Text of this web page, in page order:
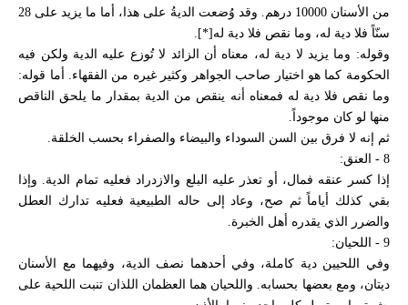
من الأسنان 10000 درهم. وقد وُضعت الديةُ على هذا، أما ما يزيد على 28
سنّاً فلا دية له، وما نقص فلا دية له[*].
وقوله: وما يزيد لا دية له، معناه أن الزائد لا تُوزع عليه الدية ولكن فيه
الحكومة كما هو اختيار صاحب الجواهر وكثير غيره من الفقهاء. أما قوله:
وما نقص فلا دية له فمعناه أنه ينقص من الدية بمقدار ما يلحق الناقص
منها لو كان موجوداً.
ثم إنه لا فرق بين السن السوداء والبيضاء والصفراء بحسب الخلقة.
8 - العنق:
إذا كسر عنقه فمال، أو تعذر عليه البلع والازدراد فعليه تمام الدية. وإذا
بقي كذلك أياماً ثم صح، وعاد إلى حاله الطبيعية فعليه تدارك العطل
والضرر الذي يقدره أهل الخبرة.
9 - اللحيان:
وفي اللحيين دية كاملة، وفي أحدهما نصف الدية، وفيهما مع الأسنان
ديتان، ومع بعضها بحسابه. واللحيان هما العظمان اللذان تنبت اللحية على